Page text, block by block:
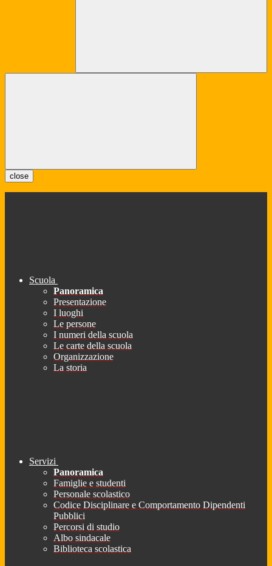
close
Scuola
Panoramica
Presentazione
I luoghi
Le persone
I numeri della scuola
Le carte della scuola
Organizzazione
La storia
Servizi
Panoramica
Famiglie e studenti
Personale scolastico
Codice Disciplinare e Comportamento Dipendenti
Pubblici
Percorsi di studio
Albo sindacale
Biblioteca scolastica